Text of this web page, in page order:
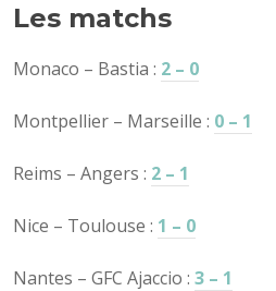
Les matchs
Monaco – Bastia : 2 – 0
Montpellier – Marseille : 0 – 1
Reims – Angers : 2 – 1
Nice – Toulouse : 1 – 0
Nantes – GFC Ajaccio : 3 – 1